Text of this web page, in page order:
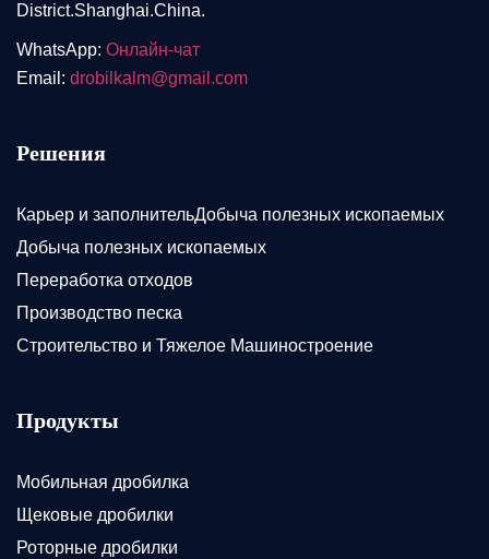
District.Shanghai.China.
WhatsApp: Онлайн-чат
Email: drobilkalm@gmail.com
Решения
Карьер и заполнительДобыча полезных ископаемых
Добыча полезных ископаемых
Переработка отходов
Производство песка
Строительство и Тяжелое Машиностроение
Продукты
Мобильная дробилка
Щековые дробилки
Роторные дробилки